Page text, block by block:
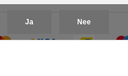
Ja Nee